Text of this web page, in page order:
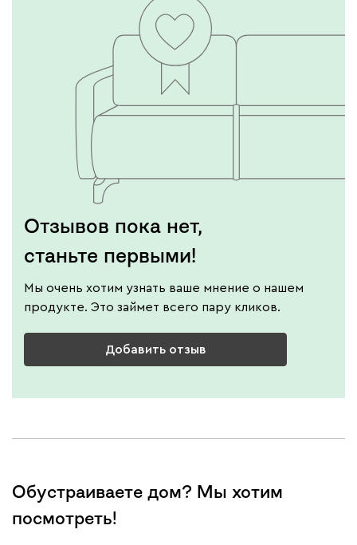
Отзывов пока нет,
станьте первыми!
Мы очень хотим узнать ваше мнение о нашем
продукте. Это займет всего пару кликов.
Добавить отзыв
Обустраиваете дом? Мы хотим
посмотреть!